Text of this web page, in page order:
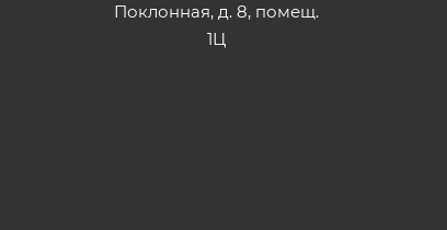
Поклонная, д. 8, помещ.
1Ц